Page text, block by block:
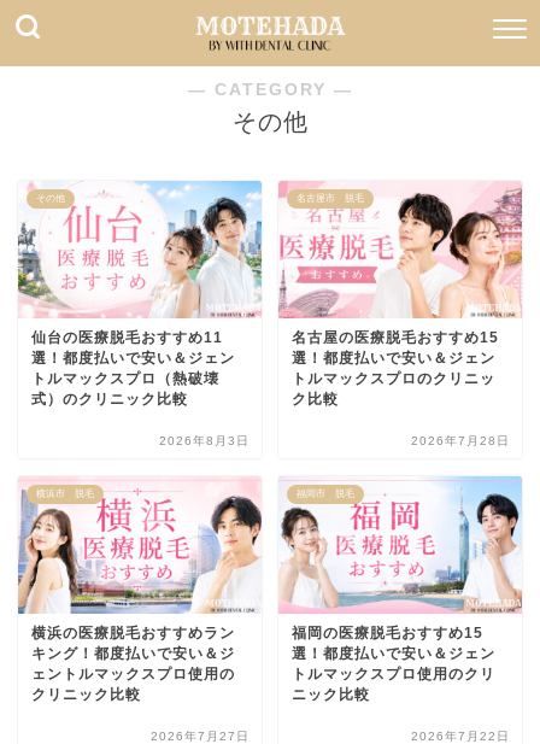
― CATEGORY ―
その他
その他
仙台の医療脱毛おすすめ11
選！都度払いで安い＆ジェン
トルマックスプロ（熱破壊
式）のクリニック比較
2026年8月3日
名古屋市 脱毛
名古屋の医療脱毛おすすめ15
選！都度払いで安い＆ジェン
トルマックスプロのクリニッ
ク比較
2026年7月28日
横浜市 脱毛
横浜の医療脱毛おすすめラン
キング！都度払いで安い＆ジ
ェントルマックスプロ使用の
クリニック比較
2026年7月27日
福岡市 脱毛
福岡の医療脱毛おすすめ15
選！都度払いで安い＆ジェン
トルマックスプロ使用のクリ
ニック比較
2026年7月22日